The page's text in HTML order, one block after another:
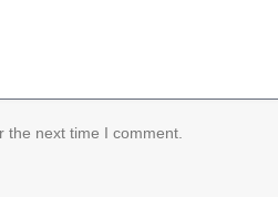
next time I comment.